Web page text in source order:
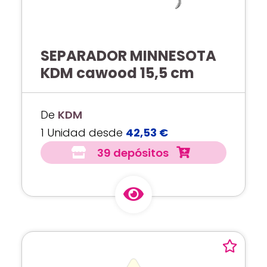
SEPARADOR MINNESOTA
KDM cawood 15,5 cm
De KDM
1 Unidad desde 42,53 €
39 depósitos